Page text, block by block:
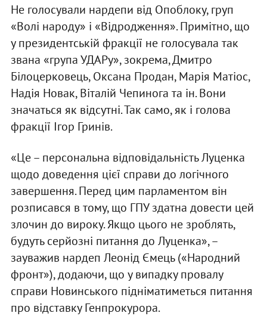
Не голосували нардепи від Опоблоку, груп
«Волі народу» і «Відродження». Примітно, що
у президентській фракції не голосувала так
звана «група УДАРу», зокрема, Дмитро
Білоцерковець, Оксана Продан, Марія Матіос,
Надія Новак, Віталій Чепинога та ін. Вони
значаться як відсутні. Так само, як і голова
фракції Ігор Гринів.
«Це – персональна відповідальність Луценка
щодо доведення цієї справи до логічного
завершення. Перед цим парламентом він
розписався в тому, що ГПУ здатна довести цей
злочин до вироку. Якщо цього не зроблять,
будуть серйозні питання до Луценка», –
зауважив нардеп Леонід Ємець («Народний
фронт»), додаючи, що у випадку провалу
справи Новинського підніматиметься питання
про відставку Генпрокурора.